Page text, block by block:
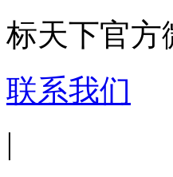
标天下官方
联系我们
|